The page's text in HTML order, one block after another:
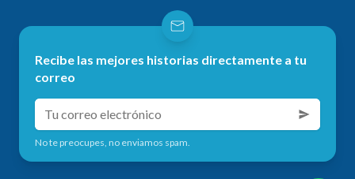
Recibe las mejores historias directamente a tu
correo
No te preocupes, no enviamos spam.